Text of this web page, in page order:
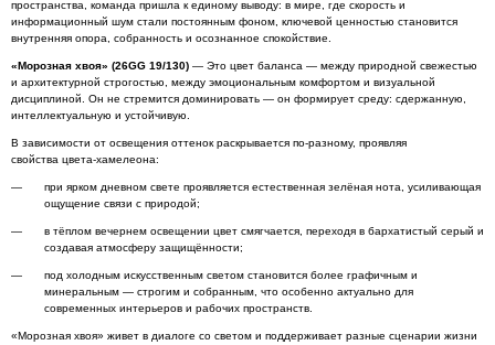
пространства, команда пришла к единому выводу: в мире, где скорость и
информационный шум стали постоянным фоном, ключевой ценностью становится
внутренняя опора, собранность и осознанное спокойствие.
«Морозная хвоя» (26GG 19/130) — Это цвет баланса — между природной свежестью
и архитектурной строгостью, между эмоциональным комфортом и визуальной
дисциплиной. Он не стремится доминировать — он формирует среду: сдержанную,
интеллектуальную и устойчивую.
В зависимости от освещения оттенок раскрывается по-разному, проявляя
свойства цвета-хамелеона:
при ярком дневном свете проявляется естественная зелёная нота, усиливающая
ощущение связи с природой;
в тёплом вечернем освещении цвет смягчается, переходя в бархатистый серый и
создавая атмосферу защищённости;
под холодным искусственным светом становится более графичным и
минеральным — строгим и собранным, что особенно актуально для
современных интерьеров и рабочих пространств.
«Морозная хвоя» живет в диалоге со светом и поддерживает разные сценарии жизни